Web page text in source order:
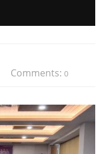
Comments: 0